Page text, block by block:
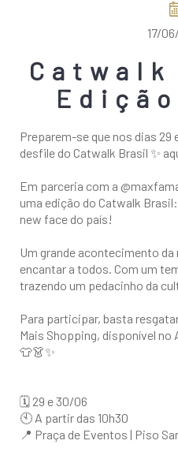
17/
Preparem-se que nos dias 29
desfile do Catwalk Brasil ✨
Em parceria com a
uma edição do Catwalk
new face do país!
Um grande acontecimento
encantar a todos. Com um
trazendo um pedacinho da
Para participar, basta
Mais Shopping, disponível no
👕👗✨
🗓 29 e 30/06
🕙 A partir das 10h30
📍 Praça de Eventos | Piso